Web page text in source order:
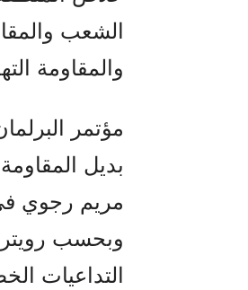
الشعب
والمقاومة
بديل المقاومة
مريم رجوي
وبحسب
التداعيات